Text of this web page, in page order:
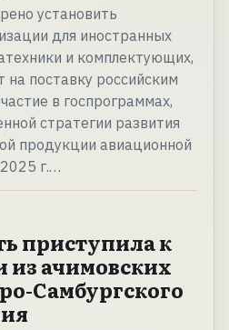
установить
для иностранных
и комплектующих,
поставку российским
в госпрограммах,
стратегии развития
продукции авиационной
г.…
приступила к
из ачимовских
Самбургского